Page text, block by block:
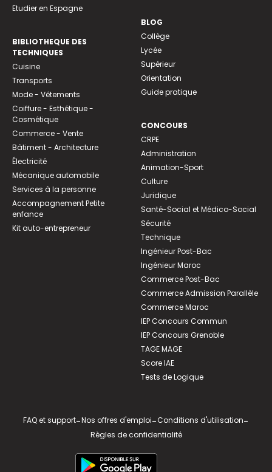
Etudier en Espagne
BIBLIOTHEQUE DES
TECHNIQUES
Cuisine
Transports
Mode - Vêtements
Coiffure - Esthétique -
Cosmétique
Commerce - Vente
Bâtiment - Architecture
Électricité
Mécanique automobile
Services à la personne
Accompagnement Petite
enfance
Kit auto-entrepreneur
BLOG
Collège
Lycée
Supérieur
Orientation
Guide pratique
CONCOURS
CRPE
Administration
Animation-Sport
Culture
Juridique
Santé-Social et Médico-Social
Sécurité
Technique
Ingénieur Post-Bac
Ingénieur Maroc
Commerce Post-Bac
Commerce Admission Parallèle
Commerce Maroc
IEP Concours Commun
IEP Concours Grenoble
TAGE MAGE
Score IAE
Tests de Logique
FAQ et support-Nos offres d'emploi-Conditions d'utilisation-
Règles de confidentialité